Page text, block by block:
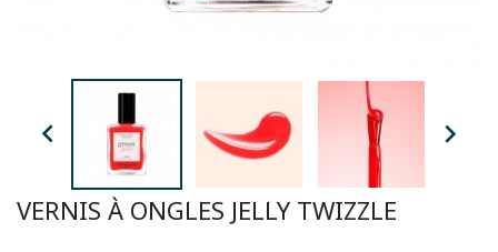
 
VERNIS À ONGLES JELLY TWIZZLE